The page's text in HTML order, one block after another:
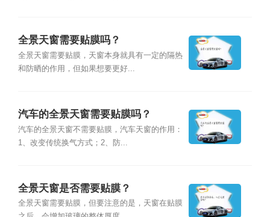
全景天窗需要贴膜吗？
全景天窗需要贴膜，天窗本身就具有一定的隔热
和防晒的作用，但如果想要更好...
汽车的全景天窗需要贴膜吗？
汽车的全景天窗不需要贴膜，汽车天窗的作用：
1、改变传统换气方式；2、防...
全景天窗是否需要贴膜？
全景天窗需要贴膜，但要注意的是，天窗在贴膜